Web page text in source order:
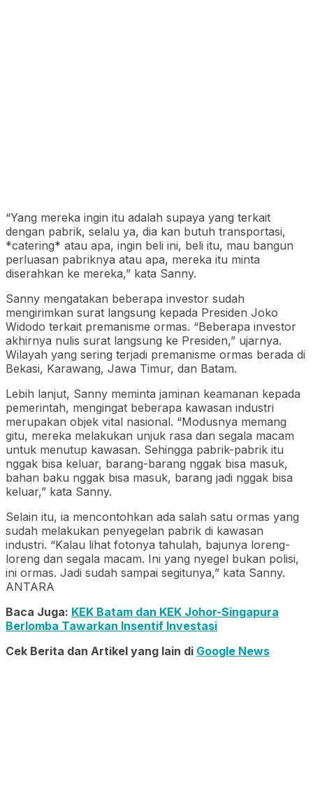
“Yang mereka ingin itu adalah supaya yang terkait
dengan pabrik, selalu ya, dia kan butuh transportasi,
*catering* atau apa, ingin beli ini, beli itu, mau bangun
perluasan pabriknya atau apa, mereka itu minta
diserahkan ke mereka,” kata Sanny.
Sanny mengatakan beberapa investor sudah
mengirimkan surat langsung kepada Presiden Joko
Widodo terkait premanisme ormas. “Beberapa investor
akhirnya nulis surat langsung ke Presiden,” ujarnya.
Wilayah yang sering terjadi premanisme ormas berada di
Bekasi, Karawang, Jawa Timur, dan Batam.
Lebih lanjut, Sanny meminta jaminan keamanan kepada
pemerintah, mengingat beberapa kawasan industri
merupakan objek vital nasional. “Modusnya memang
gitu, mereka melakukan unjuk rasa dan segala macam
untuk menutup kawasan. Sehingga pabrik-pabrik itu
nggak bisa keluar, barang-barang nggak bisa masuk,
bahan baku nggak bisa masuk, barang jadi nggak bisa
keluar,” kata Sanny.
Selain itu, ia mencontohkan ada salah satu ormas yang
sudah melakukan penyegelan pabrik di kawasan
industri. “Kalau lihat fotonya tahulah, bajunya loreng-
loreng dan segala macam. Ini yang nyegel bukan polisi,
ini ormas. Jadi sudah sampai segitunya,” kata Sanny.
ANTARA
Baca Juga: KEK Batam dan KEK Johor-Singapura
Berlomba Tawarkan Insentif Investasi
Cek Berita dan Artikel yang lain di Google News